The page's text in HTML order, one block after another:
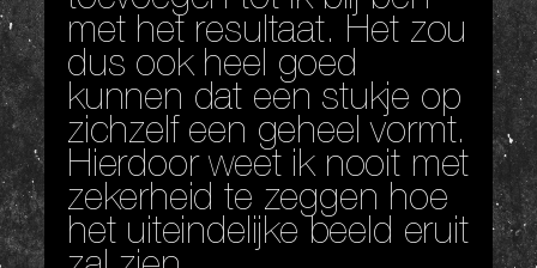
met het resultaat. Het zou
dus ook heel goed
kunnen dat een stukje op
zichzelf een geheel vormt.
Hierdoor weet ik nooit met
zekerheid te zeggen hoe
het uiteindelijke beeld eruit